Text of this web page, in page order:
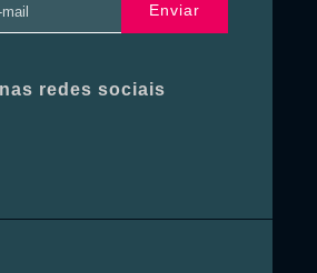
Enviar
redes sociais